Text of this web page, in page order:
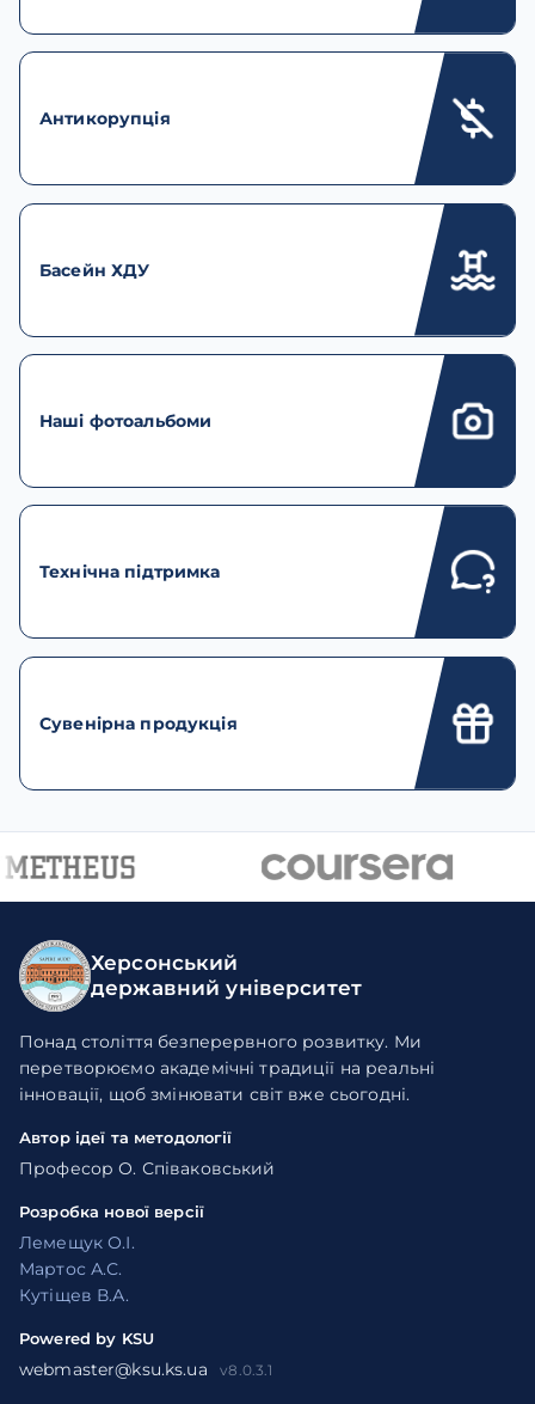
Антикорупція
Басейн ХДУ
Наші фотоальбоми
Технічна підтримка
Сувенірна продукція
Херсонський
державний університет
Понад століття безперервного розвитку. Ми
перетворюємо академічні традиції на реальні
інновації, щоб змінювати світ вже сьогодні.
Автор ідеї та методології
Професор О. Співаковський
Розробка нової версії
Лемещук О.І.
Мартос А.С.
Кутіщев В.А.
Powered by KSU
webmaster@ksu.ks.ua v8.0.3.1